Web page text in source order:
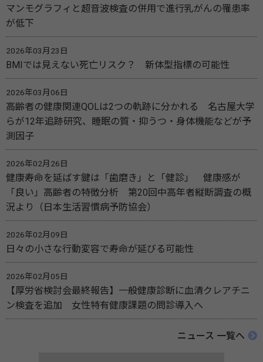
マンモグラフィと超音波検査の併用で進行乳がんの罹患率
が低下
2026年03月23日
BMIでは見えない死亡リスク？ 新体型指標の可能性
2026年03月06日
高齢者の健康関連QOLは2つの軌跡に分かれる 名古屋大学
らが12年追跡研究、睡眠の質・抑うつ・身体機能などが予
測因子
2026年02月26日
健康寿命を延ばす鍵は「歯磨き」と「健診」 健康感が
「良い」高齢者の特徴分析 第20回中高年者縦断調査の概
況より（日本生活習慣病予防協会）
2026年02月09日
日々の小さな行動変容で寿命が延びる可能性
2026年02月05日
【厚労省検討会最終報告】一般健康診断に血清クレアチニ
ン検査を追加 女性特有健康課題の問診導入へ
ニュース 一覧へ